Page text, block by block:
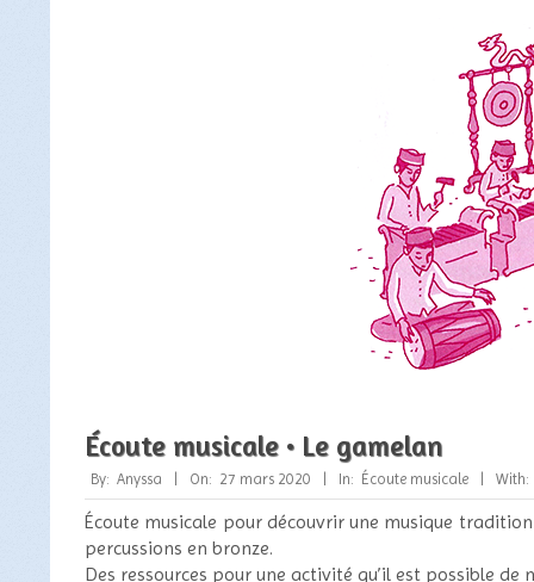
Écoute musicale • Le gamelan
2020-
03-
27
By: Anyssa On: 27 mars 2020 In: Écoute musicale With:
Écoute musicale pour découvrir une musique
percussions en bronze.
Des ressources pour une activité qu’il est possible de